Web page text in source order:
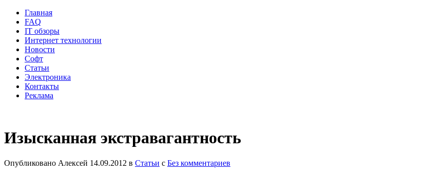
Главная
FAQ
IT обзоры
Интернет технологии
Новости
Софт
Статьи
Электроника
Контакты
Реклама
Изысканная экстравагантность
Опубликовано Алексей 14.09.2012 в Статьи с Без комментариев